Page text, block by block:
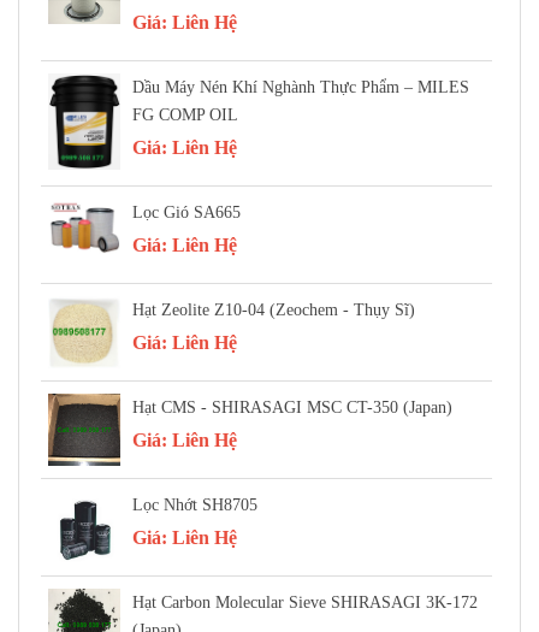
Giá: Liên Hệ
Dầu Máy Nén Khí Nghành Thực Phẩm – MILES
FG COMP OIL
Giá: Liên Hệ
Lọc Gió SA665
Giá: Liên Hệ
Hạt Zeolite Z10-04 (Zeochem - Thụy Sĩ)
Giá: Liên Hệ
Hạt CMS - SHIRASAGI MSC CT-350 (Japan)
Giá: Liên Hệ
Lọc Nhớt SH8705
Giá: Liên Hệ
Hạt Carbon Molecular Sieve SHIRASAGI 3K-172